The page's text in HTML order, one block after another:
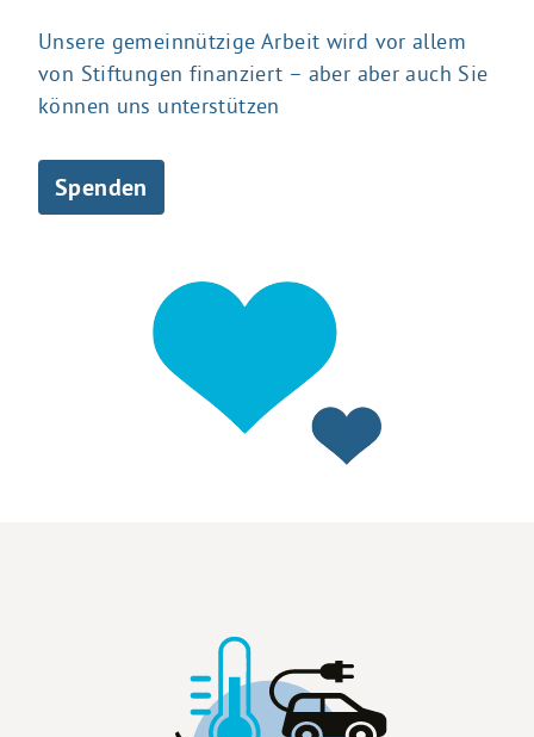
Unsere gemeinnützige Arbeit wird vor allem
von Stiftungen finanziert – aber aber auch Sie
können uns unterstützen
Spenden